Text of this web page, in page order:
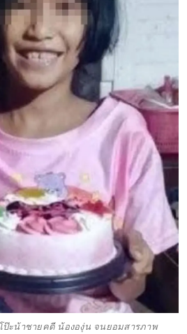
ป๊ะน้าชายคดี น้ององุ่น จนยอมสารภาพ